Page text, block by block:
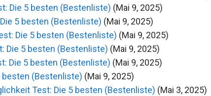
Die 5 besten (Bestenliste) (Mai 9, 2025)
5 besten (Bestenliste) (Mai 9, 2025)
Die 5 besten (Bestenliste) (Mai 9, 2025)
Die 5 besten (Bestenliste) (Mai 9, 2025)
Die 5 besten (Bestenliste) (Mai 9, 2025)
besten (Bestenliste) (Mai 9, 2025)
Test: Die 5 besten (Bestenliste) (Mai 3, 2025)